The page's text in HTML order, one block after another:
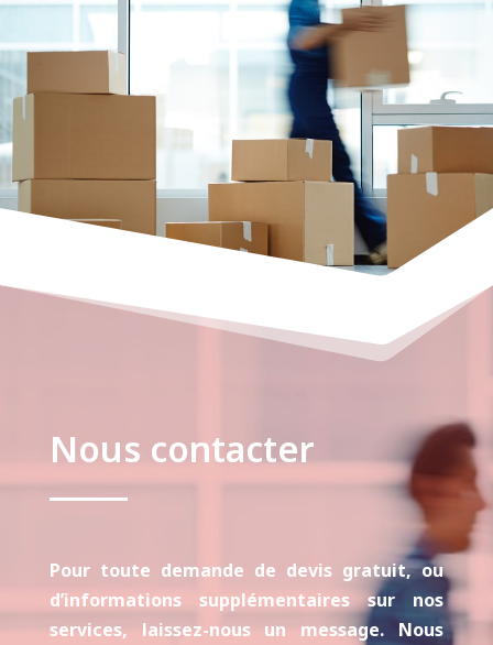
Nous contacter
Pour toute demande de devis gratuit, ou
d’informations supplémentaires sur nos
services, laissez-nous un message. Nous